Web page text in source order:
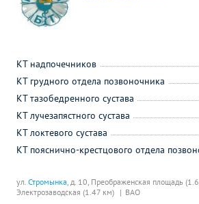
ул. Стромынка, д. 10, Преображенская площадь
Электрозаводская (1.47 км)
ВАО
КТ надпочечников
КТ грудного отдела позвоночника
КТ тазобедренного сустава
КТ лучезапястного сустава
КТ локтевого сустава
КТ пояснично-крестцового отдела